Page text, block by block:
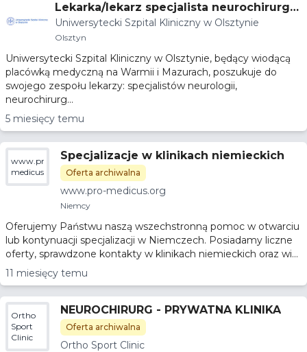
Lekarka/lekarz specjalista neurochirurgii
lub rehabilitacji medycznej
Uniwersytecki Szpital Kliniczny w Olsztynie
Olsztyn
Uniwersytecki Szpital Kliniczny w Olsztynie, będący wiodącą
placówką medyczną na Warmii i Mazurach, poszukuje do
swojego zespołu lekarzy: specjalistów neurologii,
neurochirurg...
5 miesięcy temu
www.pro-
medicus.org
Specjalizacje w klinikach niemieckich
Oferta archiwalna
www.pro-medicus.org
Niemcy
Oferujemy Państwu naszą wszechstronną pomoc w otwarciu
lub kontynuacji specjalizacji w Niemczech. Posiadamy liczne
oferty, sprawdzone kontakty w klinikach niemieckich oraz wi...
11 miesięcy temu
Ortho
Sport
Clinic
NEUROCHIRURG - PRYWATNA KLINIKA
Oferta archiwalna
Ortho Sport Clinic